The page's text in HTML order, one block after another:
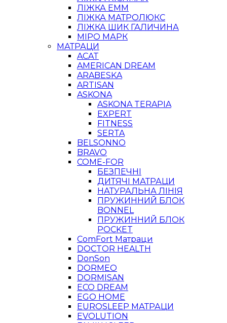
ЛІЖКА ЕММ
ЛІЖКА МАТРОЛЮКС
ЛІЖКА ШИК ГАЛИЧИНА
МІРО МАРК
МАТРАЦИ
ACAT
AMERICAN DREAM
ARABESKA
ARTISAN
ASKONA
ASKONA TERAPIA
EXPERT
FITNESS
SERTA
BELSONNO
BRAVO
COME-FOR
БЕЗПЕЧНІ
ДИТЯЧІ МАТРАЦИ
НАТУРАЛЬНА ЛІНІЯ
ПРУЖИННИЙ БЛОК
BONNEL
ПРУЖИННИЙ БЛОК
POCKET
ComFort Матраци
DOCTOR HEALTH
DonSon
DORMEO
DORMISAN
ECO DREAM
EGO HOME
EUROSLEEP МАТРАЦИ
EVOLUTION